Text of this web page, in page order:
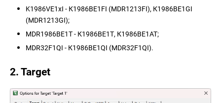
K1986VE1xI - К1986ВЕ1FI (MDR1213FI), К1986ВЕ1GI
(MDR1213GI);
MDR1986BE1T - К1986ВЕ1Т, К1986ВЕ1АТ;
MDR32F1QI - К1986ВЕ1QI (MDR32F1QI).
2. Target